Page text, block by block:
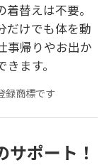
替えは不要。
だけでも体を動
事帰りやお出か
ます。
録商標です
サポート！